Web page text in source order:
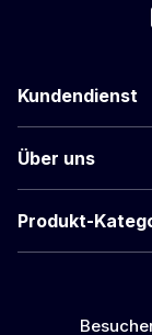
Kundendienst
Über uns
Produkt-